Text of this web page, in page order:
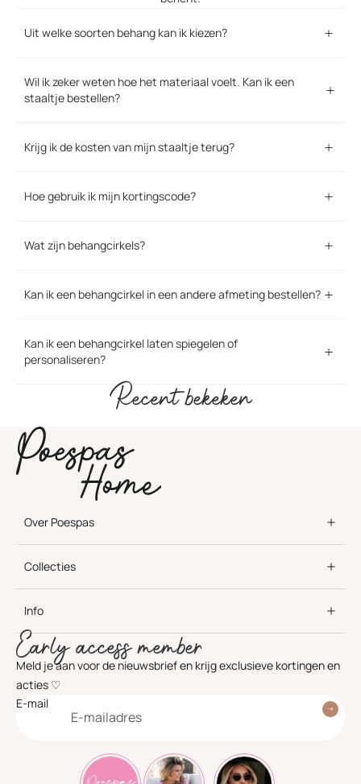
Uit welke soorten behang kan ik kiezen?
Wil ik zeker weten hoe het materiaal voelt. Kan ik een
staaltje bestellen?
Krijg ik de kosten van mijn staaltje terug?
Hoe gebruik ik mijn kortingscode?
Wat zijn behangcirkels?
Kan ik een behangcirkel in een andere afmeting bestellen?
Kan ik een behangcirkel laten spiegelen of
personaliseren?
Recent bekeken
Over Poespas
Collecties
Info
Early access member
Meld je aan voor de nieuwsbrief en krijg exclusieve kortingen en
acties ♡
E-mail